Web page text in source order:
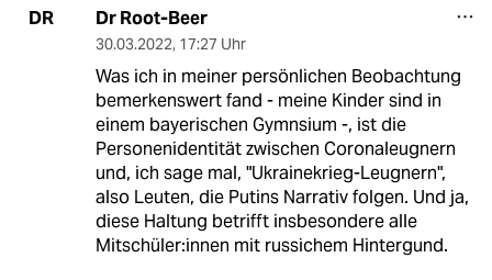
DR Dr Root-Beer
30.03.2022, 17:27 Uhr
Was ich in meiner persönlichen Beobachtung
bemerkenswert fand - meine Kinder sind in
einem bayerischen Gymnsium -, ist die
Personenidentität zwischen Coronaleugnern
und, ich sage mal, "Ukrainekrieg-Leugnern",
also Leuten, die Putins Narrativ folgen. Und ja,
diese Haltung betrifft insbesondere alle
Mitschüler:innen mit russichem Hintergund.